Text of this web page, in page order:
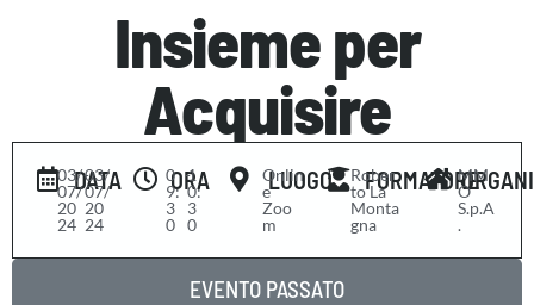
Insieme per
Acquisire
DATA
03/
07/
20
24
-03/
07/
20
24
ORA
0
9:
3
0
-1
0:
3
0
LUOGO
Onlin
e
Zoo
m
FORMATORE
Rober
to La
Monta
gna
MM
O
S.p.A
.
EVENTO PASSATO